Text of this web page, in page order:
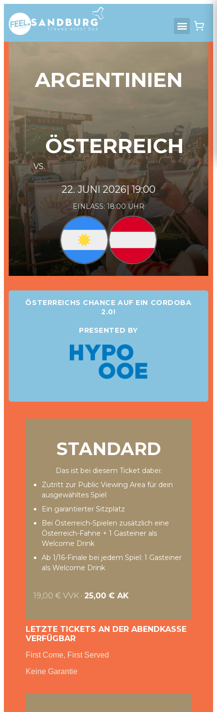
ARGENTINIEN
VS.
ÖSTERREICH
22. JUNI 2026| 19:00
EINLASS: 18:00 UHR
ÖSTERREICHS CHANCE AUF EIN CORDOBA
2.0!
PRESENTED BY
STANDARD
Das ist bei diesem Ticket dabei:
Zutritt zur Public Viewing Area für dein
ausgewähltes Spiel
Ein garantierter Sitzplatz
Bei Österreich-Spielen zusätzlich eine
Österreich-Fahne + 1 Gasteiner als
Welcome Drink
Ab 1/16-Finale bei jedem Spiel: 1 Gasteiner
als Welcome Drink
19,00 € VVK · 25,00 € AK
LETZTE TICKETS AN DER ABENDKASSE
VERFÜGBAR
First Come, First Served
Keine Garantie